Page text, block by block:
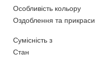
Особливість кольору
Оздоблення та прикраси
Сумісність з
Стан